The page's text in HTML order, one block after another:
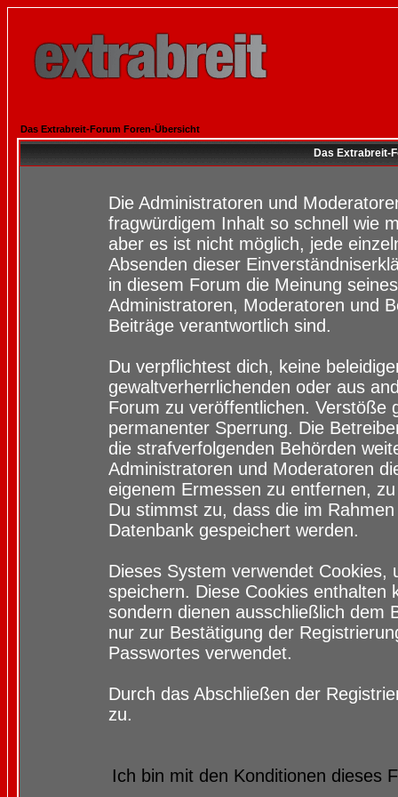
Das Extrabreit-Forum Foren-Übersicht
Das Extrabreit-
Die Administratoren und
fragwürdigem Inhalt so schnell wie
aber es ist nicht möglich, jede
Absenden dieser
in diesem Forum die Meinung
Administratoren, Moderatoren und
Beiträge verantwortlich sind.
Du verpflichtest dich, keine
gewaltverherrlichenden oder aus
Forum zu veröffentlichen. Verstöße
permanenter Sperrung. Die
die strafverfolgenden Behörden
Administratoren und Moderatoren
eigenem Ermessen zu entfernen,
Du stimmst zu, dass die im
Datenbank gespeichert werden.
Dieses System verwendet
speichern. Diese Cookies enthalten
sondern dienen ausschließlich dem
nur zur Bestätigung der
Passwortes verwendet.
Durch das Abschließen der
zu.
Ich bin mit den Konditionen dieses